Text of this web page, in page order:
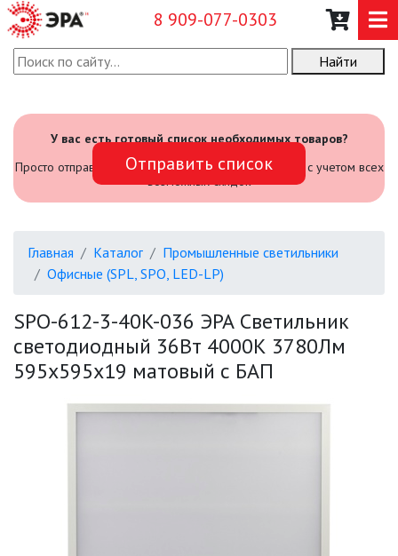
8 909-077-0303
О КОМПАНИИ
САДОВЫЙ ИНВЕНТАРЬ И
ИНСТРУМЕНТЫ
БЫТОВЫЕ ЖКХ (SPB)
ОФИСНЫЕ (SPL, SPO, LED-LP)
Найти
У вас есть готовый список необходимых товаров?
Просто отправьте его нам и мы посчитаем стоимость с учетом всех
возможных скидок
Отправить список
Главная Каталог
Промышленные светильники
Офисные (SPL, SPO, LED-LP)
SPO-612-3-40K-036 ЭРА Светильник
светодиодный 36Вт 4000К 3780Лм
595x595x19 матовый с БАП